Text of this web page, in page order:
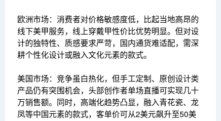
欧洲市场：消费者对价格敏感度低，比起当地高昂的
线下美甲服务，线上穿戴甲性价比优势明显。但对设
计的独特性、质感要求严苛，国内通货难适配，需深
耕个性化设计或融入文化元素的款式。
美国市场：竞争虽白热化，但手工定制、原创设计类
产品仍有突围机会，头部创作者单场直播可实现几十
万销售额。同时，高端化趋势凸显，融入青花瓷、龙
凤等中国元素的款式，客单价可从2美元飙升至50美